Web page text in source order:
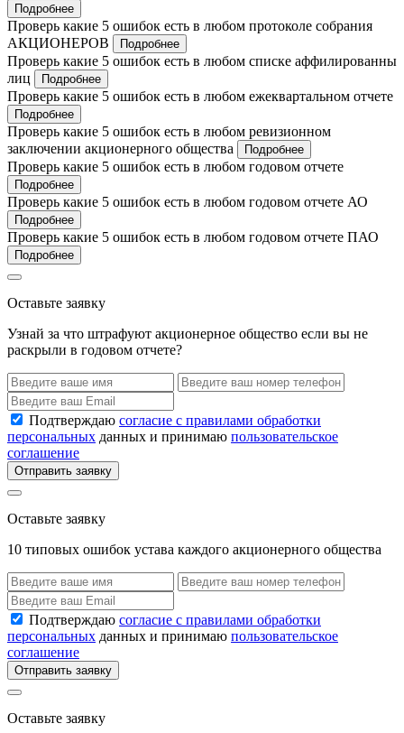
Подробнее
Проверь какие 5 ошибок есть в любом протоколе собрания
АКЦИОНЕРОВ
Подробнее
Проверь какие 5 ошибок есть в любом списке аффилированны
лиц
Подробнее
Проверь какие 5 ошибок есть в любом ежеквартальном отчете
Подробнее
Проверь какие 5 ошибок есть в любом ревизионном
заключении акционерного общества
Подробнее
Проверь какие 5 ошибок есть в любом годовом отчете
Подробнее
Проверь какие 5 ошибок есть в любом годовом отчете АО
Подробнее
Проверь какие 5 ошибок есть в любом годовом отчете ПАО
Подробнее
Оставьте заявку
Узнай за что штрафуют акционерное общество если вы не
раскрыли в годовом отчете?
Подтверждаю согласие с правилами обработки
персональных данных и принимаю пользовательское
соглашение
Отправить заявку
Оставьте заявку
10 типовых ошибок устава каждого акционерного общества
Подтверждаю согласие с правилами обработки
персональных данных и принимаю пользовательское
соглашение
Отправить заявку
Оставьте заявку